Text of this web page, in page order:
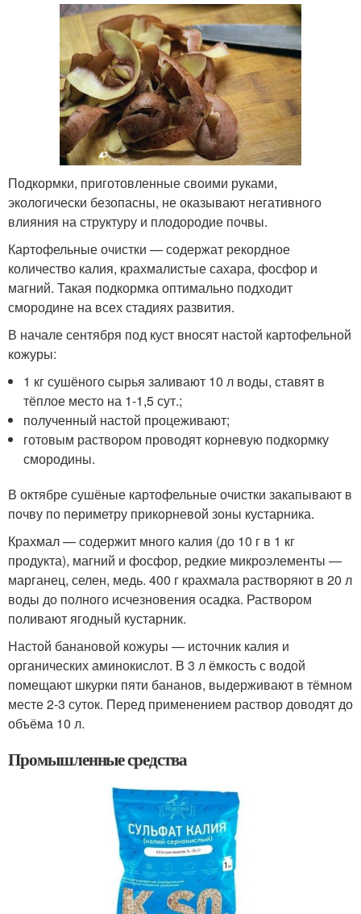
Подкормки, приготовленные своими руками,
экологически безопасны, не оказывают негативного
влияния на структуру и плодородие почвы.
Картофельные очистки — содержат рекордное
количество калия, крахмалистые сахара, фосфор и
магний. Такая подкормка оптимально подходит
смородине на всех стадиях развития.
В начале сентября под куст вносят настой картофельной
кожуры:
1 кг сушёного сырья заливают 10 л воды, ставят в
тёплое место на 1-1,5 сут.;
полученный настой процеживают;
готовым раствором проводят корневую подкормку
смородины.
В октябре сушёные картофельные очистки закапывают в
почву по периметру прикорневой зоны кустарника.
Крахмал — содержит много калия (до 10 г в 1 кг
продукта), магний и фосфор, редкие микроэлементы —
марганец, селен, медь. 400 г крахмала растворяют в 20 л
воды до полного исчезновения осадка. Раствором
поливают ягодный кустарник.
Настой банановой кожуры — источник калия и
органических аминокислот. В 3 л ёмкость с водой
помещают шкурки пяти бананов, выдерживают в тёмном
месте 2-3 суток. Перед применением раствор доводят до
объёма 10 л.
Промышленные средства